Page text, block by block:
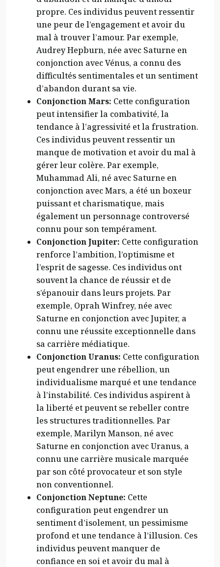
propre. Ces individus peuvent ressentir
une peur de l’engagement et avoir du
mal à trouver l’amour. Par exemple,
Audrey Hepburn, née avec Saturne en
conjonction avec Vénus, a connu des
difficultés sentimentales et un sentiment
d’abandon durant sa vie.
Conjonction Mars: Cette configuration
peut intensifier la combativité, la
tendance à l’agressivité et la frustration.
Ces individus peuvent ressentir un
manque de motivation et avoir du mal à
gérer leur colère. Par exemple,
Muhammad Ali, né avec Saturne en
conjonction avec Mars, a été un boxeur
puissant et charismatique, mais
également un personnage controversé
connu pour son tempérament.
Conjonction Jupiter: Cette configuration
renforce l’ambition, l’optimisme et
l’esprit de sagesse. Ces individus ont
souvent la chance de réussir et de
s’épanouir dans leurs projets. Par
exemple, Oprah Winfrey, née avec
Saturne en conjonction avec Jupiter, a
connu une réussite exceptionnelle dans
sa carrière médiatique.
Conjonction Uranus: Cette configuration
peut engendrer une rébellion, un
individualisme marqué et une tendance
à l’instabilité. Ces individus aspirent à
la liberté et peuvent se rebeller contre
les structures traditionnelles. Par
exemple, Marilyn Manson, né avec
Saturne en conjonction avec Uranus, a
connu une carrière musicale marquée
par son côté provocateur et son style
non conventionnel.
Conjonction Neptune: Cette
configuration peut engendrer un
sentiment d’isolement, un pessimisme
profond et une tendance à l’illusion. Ces
individus peuvent manquer de
confiance en soi et avoir du mal à